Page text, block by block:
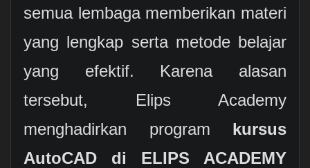
semua lembaga memberikan materi
yang lengkap serta metode belajar
yang efektif. Karena alasan
tersebut, Elips Academy
menghadirkan program kursus
AutoCAD di ELIPS ACADEMY